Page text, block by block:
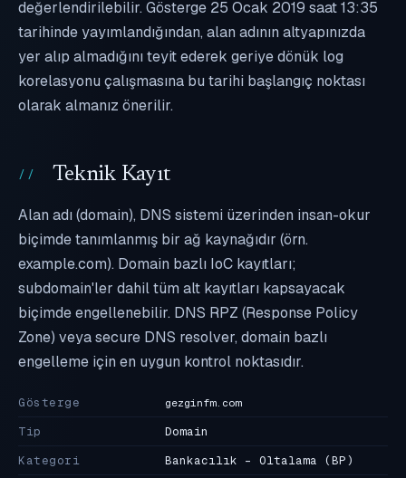
değerlendirilebilir. Gösterge 25 Ocak 2019 saat 13:35
tarihinde yayımlandığından, alan adının altyapınızda
yer alıp almadığını teyit ederek geriye dönük log
korelasyonu çalışmasına bu tarihi başlangıç noktası
olarak almanız önerilir.
Teknik Kayıt
Alan adı (domain), DNS sistemi üzerinden insan-okur
biçimde tanımlanmış bir ağ kaynağıdır (örn.
example.com). Domain bazlı IoC kayıtları;
subdomain'ler dahil tüm alt kayıtları kapsayacak
biçimde engellenebilir. DNS RPZ (Response Policy
Zone) veya secure DNS resolver, domain bazlı
engelleme için en uygun kontrol noktasıdır.
Gösterge gezginfm.com
Tip
Domain
Kategori
Bankacılık - Oltalama (BP)